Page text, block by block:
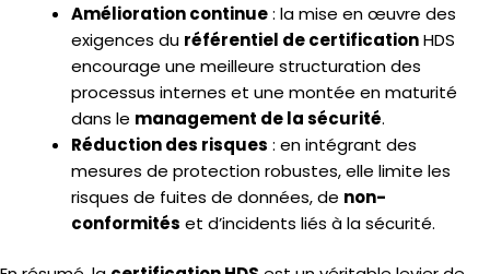
Amélioration continue: la mise en œuvre des
exigences du référentiel de certificationHDS
encourage une meilleure structuration des
processus internes et une montée en maturité
dans le management de la sécurité.
Réduction des risques : en intégrant des
mesures de protection robustes, elle limite les
risques de fuites de données, de non-
conformités et d’incidents liés à la sécurité.